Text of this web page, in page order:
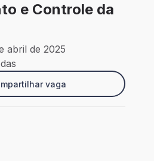
e Controle da
abril de 2025
vaga
- MS